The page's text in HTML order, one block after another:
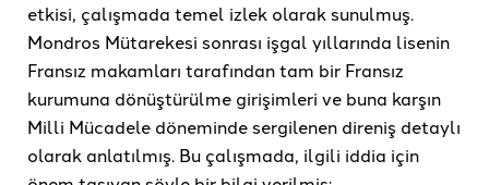
etkisi, çalışmada temel izlek olarak sunulmuş.
Mondros Mütarekesi sonrası işgal yıllarında lisenin
Fransız makamları tarafından tam bir Fransız
kurumuna dönüştürülme girişimleri ve buna karşın
Milli Mücadele döneminde sergilenen direniş detaylı
olarak anlatılmış. Bu çalışmada, ilgili iddia için